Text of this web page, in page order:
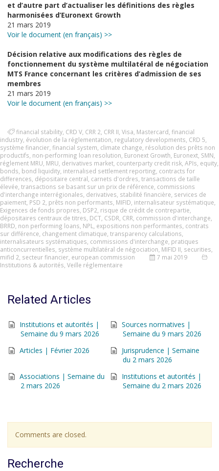
et d’autre part d’actualiser les définitions des règles
harmonisées d’Euronext Growth
21 mars 2019
Voir le document (en français) >>
Décision relative aux modifications des règles de
fonctionnement du système multilatéral de négociation
MTS France concernant les critères d’admission de ses
membres
21 mars 2019
Voir le document (en français) >>
financial stability CRD V CRR 2 CRR II Visa Mastercard financial
industry évolution de la réglementation regulatory developments CRD 5
système financier financial system climate change résolution des prêts non
productifs non-performing loan resolution Euronext Growth Euronext SMN
réglement MRU MRU derivatives market counterparty credit risk APIs equity
bonds bond liquidity internalised settlement reporting contracts for
differences dépositaire central carnets d'ordres transactions de taille
élevée transactions se basant sur un prix de référence commissions
d'interchange interrégionales derivatives stabilité financière services de
paiement PSD 2 prêts non performants MIFID internalisateur systématique
Exigences de fonds propres DSP2 risque de crédit de contrepartie
dépositaires centraux de titres DCT CSDR CRR commission d'interchange
BRRD non performing loans NPL expositions non performantes contrats
sur différence changement climatique transparency calculations
internalisateurs systématiques commissions d'interchange pratiques
anticoncurrentielles système multilatéral de négociation MIFID II securities
mifid 2 secteur financier european commission
7 mai 2019
Institutions & autorités Veille réglementaire
Related Articles
Institutions et autorités |
Semaine du 9 mars 2026
Sources normatives |
Semaine du 9 mars 2026
Articles | Février 2026
Jurisprudence | Semaine
du 2 mars 2026
Associations | Semaine du
2 mars 2026
Institutions et autorités |
Semaine du 2 mars 2026
Comments are closed.
Recherche